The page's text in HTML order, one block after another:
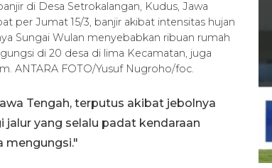
di Desa Setrokalangan, Kudus, Jawa
per Jumat 15/3, banjir akibat intensitas hujan
Sungai Wulan menyebabkan ribuan rumah
di 20 desa di lima Kecamatan, juga
ANTARA FOTO/Yusuf Nugroho/foc.
Tengah, terputus akibat jebolnya
yang selalu padat kendaraan
mengungsi."